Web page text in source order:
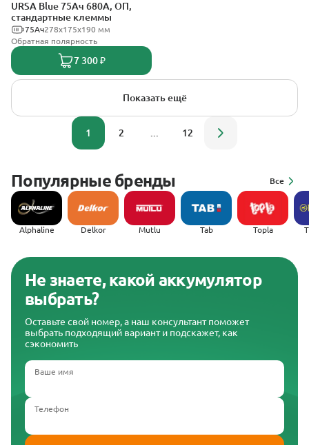
URSA Blue 75Ач 680А, ОП,
стандартные клеммы
278х175х190 мм
75Ач
Обратная полярность
7 300 ₽
Показать ещё
1 2 12
Популярные бренды Все
Alphaline Delkor Mutlu Tab Topla
Не знаете, какой аккумулятор
выбрать?
Оставьте свой номер, а наш консультант поможет
выбрать подходящий вариант и подскажет, как
сэкономить
Ваше имя
Телефон